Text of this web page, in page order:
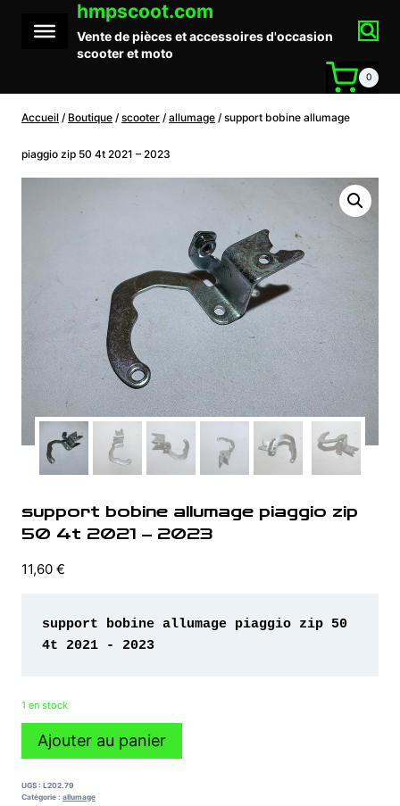
contenu
hmpscoot.com
Vente de pièces et accessoires d'occasion
scooter et moto
0
Accueil / Boutique / scooter / allumage / support bobine allumage
piaggio zip 50 4t 2021 – 2023
support bobine allumage piaggio zip
50 4t 2021 – 2023
11,60 €
support bobine allumage piaggio zip 50
4t 2021 - 2023
1 en stock
quantité
bobine
allumage
Ajouter au panier
UGS : L202.79
Catégorie : allumage